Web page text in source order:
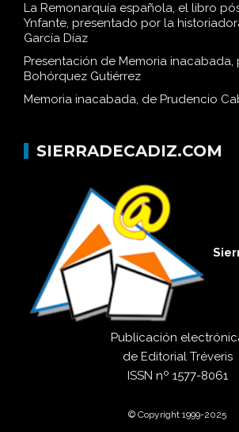
La Remonarquía española, el libro
Ynfante, presentado por la
García Díaz
Presentación de Memoria inacabada,
Bohórquez Gutiérrez
Memoria inacabada, de Prudencio
SIERRADECADIZ.COM
Publicación
de Editorial Tréveris
ISSN nº 1577-8061
© Copyright 1999-2025